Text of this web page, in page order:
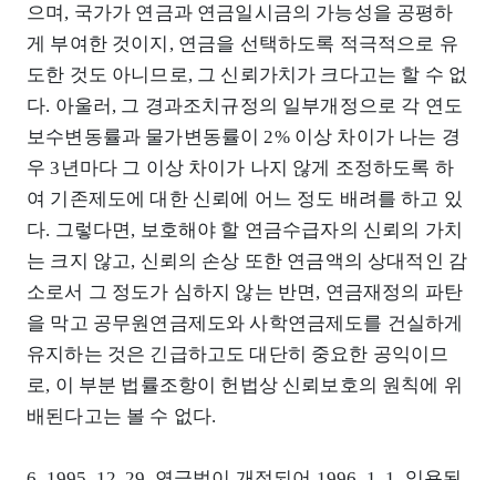
으며, 국가가 연금과 연금일시금의 가능성을 공평하
게 부여한 것이지, 연금을 선택하도록 적극적으로 유
도한 것도 아니므로, 그 신뢰가치가 크다고는 할 수 없
다. 아울러, 그 경과조치규정의 일부개정으로 각 연도
보수변동률과 물가변동률이 2% 이상 차이가 나는 경
우 3년마다 그 이상 차이가 나지 않게 조정하도록 하
여 기존제도에 대한 신뢰에 어느 정도 배려를 하고 있
다. 그렇다면, 보호해야 할 연금수급자의 신뢰의 가치
는 크지 않고, 신뢰의 손상 또한 연금액의 상대적인 감
소로서 그 정도가 심하지 않는 반면, 연금재정의 파탄
을 막고 공무원연금제도와 사학연금제도를 건실하게
유지하는 것은 긴급하고도 대단히 중요한 공익이므
로, 이 부분 법률조항이 헌법상 신뢰보호의 원칙에 위
배된다고는 볼 수 없다.